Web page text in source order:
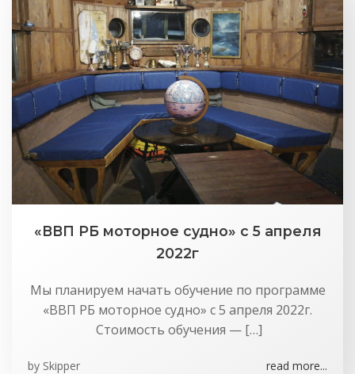
«ВВП РБ моторное судно» с 5 апреля
2022г
Мы планируем начать обучение по программе
«ВВП РБ моторное судно» с 5 апреля 2022г.
Стоимость обучения — […]
by Skipper read more...